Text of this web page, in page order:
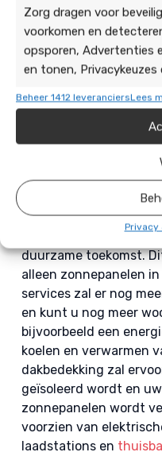
Zorg dragen voor
voorkomen en
opsporen, Advertenties
en tonen, Privacykeuzes
Beheer 1412 leveranciersLees
Privacy
adviesgesprek, zodat
passend en
Wij gaan
Actief in de omgeving
als doel om ons
duurzame toekomst.
alleen zonnepanelen
services zal er nog
en kunt u nog meer
bijvoorbeeld een
koelen en verwarmen
dakbedekking zal
geïsoleerd wordt en
zonnepanelen wordt
voorzien van
laadstations en